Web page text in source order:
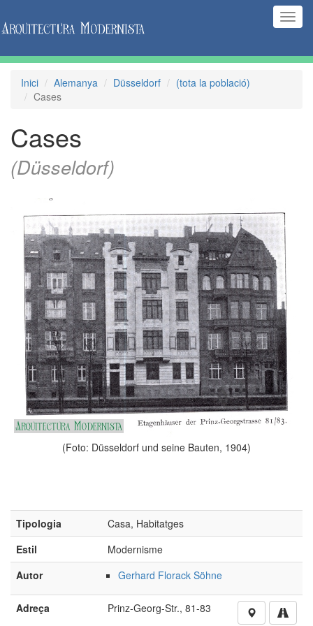
Inici Alemanya Düsseldorf
(tota la població)
Cases
Cases
(Düsseldorf)
(Foto: Düsseldorf und seine Bauten, 1904)
Tipologia
Casa, Habitatges
Estil
Modernisme
Autor
Gerhard Florack Söhne
Adreça Prinz-Georg-Str., 81-83